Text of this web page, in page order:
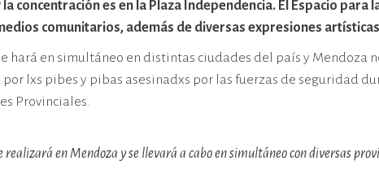
concentración es en la Plaza Independencia. El Espacio
comunitarios, además de diversas expresiones
hará en simultáneo en distintas ciudades del país y Mendoza
lxs pibes y pibas asesinadxs por las fuerzas de seguridad
Provinciales.
en Mendoza y se llevará a cabo en simultáneo con diversas